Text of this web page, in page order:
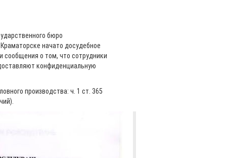
бюро
начато досудебное
сообщения о том, что сотрудники
конфиденциальную
производства: ч. 1 ст. 365